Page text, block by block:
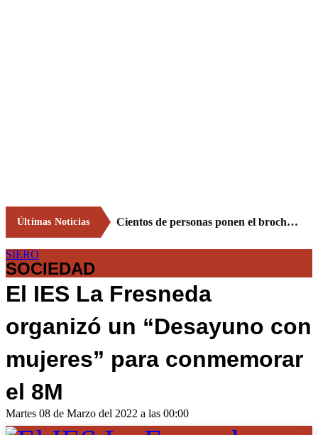
Últimas Noticias Cientos de personas ponen el broche final a las fiestas de La Salud de Lieres con la tradicional merienda
SIERO
SOCIEDAD
El IES La Fresneda
organizó un “Desayuno con
mujeres” para conmemorar
el 8M
Martes 08 de Marzo del 2022 a las 00:00